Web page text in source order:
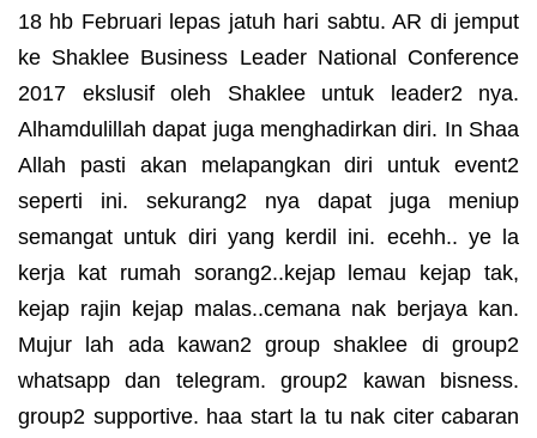
18 hb Februari lepas jatuh hari sabtu. AR di jemput
ke Shaklee Business Leader National Conference
2017 ekslusif oleh Shaklee untuk leader2 nya.
Alhamdulillah dapat juga menghadirkan diri. In Shaa
Allah pasti akan melapangkan diri untuk event2
seperti ini. sekurang2 nya dapat juga meniup
semangat untuk diri yang kerdil ini. ecehh.. ye la
kerja kat rumah sorang2..kejap lemau kejap tak,
kejap rajin kejap malas..cemana nak berjaya kan.
Mujur lah ada kawan2 group shaklee di group2
whatsapp dan telegram. group2 kawan bisness.
group2 supportive. haa start la tu nak citer cabaran